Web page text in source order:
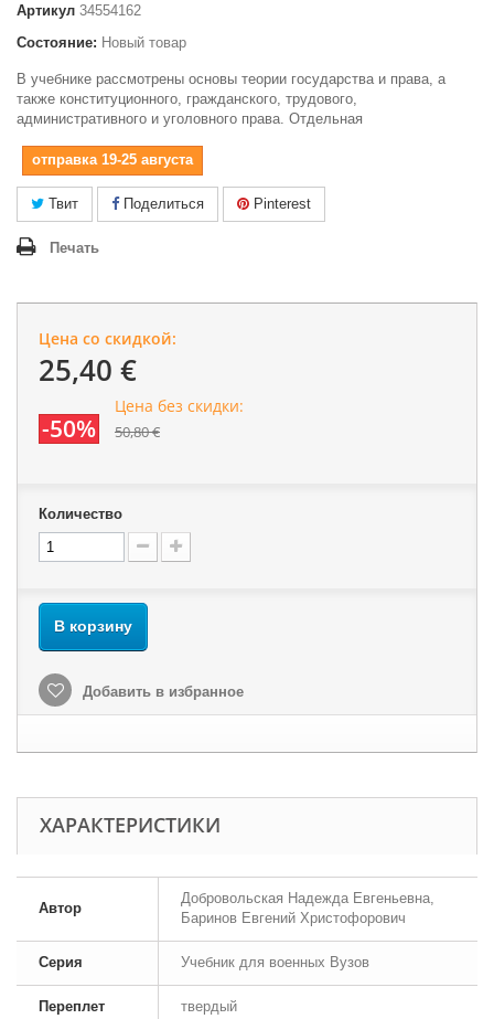
Артикул 34554162
Состояние: Новый товар
В учебнике рассмотрены основы теории государства и права, а
также конституционного, гражданского, трудового,
административного и уголовного права. Отдельная
отправка 19-25 августа
Твит Поделиться Pinterest
Печать
Цена со скидкой:
25,40 €
-50%
Цена без скидки:
50,80 €
Количество
В корзину
Добавить в избранное
ХАРАКТЕРИСТИКИ
Автор
Добровольская Надежда Евгеньевна,
Баринов Евгений Христофорович
Серия Учебник для военных Вузов
Переплет твердый